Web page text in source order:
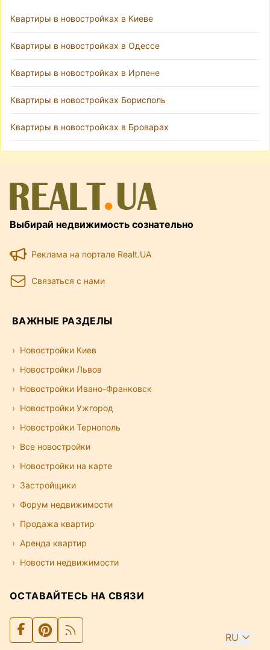
Квартиры в новостройках в Киеве
Квартиры в новостройках в Одессе
Квартиры в новостройках в Ирпене
Квартиры в новостройках Борисполь
Квартиры в новостройках в Броварах
Выбирай недвижимость сознательно
Реклама на портале Realt.UA
Связаться с нами
ВАЖНЫЕ РАЗДЕЛЫ
Новостройки Киев
Новостройки Львов
Новостройки Ивано-Франковск
Новостройки Ужгород
Новостройки Тернополь
Все новостройки
Новостройки на карте
Застройщики
Форум недвижимости
Продажа квартир
Аренда квартир
Новости недвижимости
ОСТАВАЙТЕСЬ НА СВЯЗИ
RU